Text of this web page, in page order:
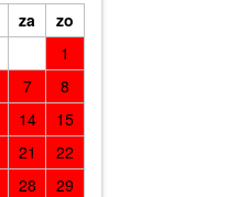
za
zo
1
7
8
14
15
21
22
28
29